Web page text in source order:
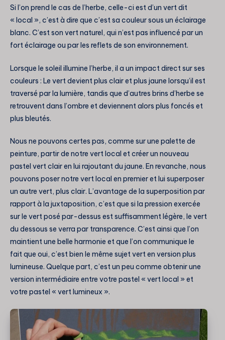
Si l’on prend le cas de l’herbe, celle-ci est d’un vert dit
« local », c’est à dire que c’est sa couleur sous un éclairage
blanc. C’est son vert naturel, qui n’est pas influencé par un
fort éclairage ou par les reflets de son environnement.
Lorsque le soleil illumine l’herbe, il a un impact direct sur ses
couleurs : Le vert devient plus clair et plus jaune lorsqu’il est
traversé par la lumière, tandis que d’autres brins d’herbe se
retrouvent dans l’ombre et deviennent alors plus foncés et
plus bleutés.
Nous ne pouvons certes pas, comme sur une palette de
peinture, partir de notre vert local et créer un nouveau
pastel vert clair en lui rajoutant du jaune. En revanche, nous
pouvons poser notre vert local en premier et lui superposer
un autre vert, plus clair. L’avantage de la superposition par
rapport à la juxtaposition, c’est que si la pression exercée
sur le vert posé par-dessus est suffisamment légère, le vert
du dessous se verra par transparence. C’est ainsi que l’on
maintient une belle harmonie et que l’on communique le
fait que oui, c’est bien le même sujet vert en version plus
lumineuse. Quelque part, c’est un peu comme obtenir une
version intermédiaire entre votre pastel « vert local » et
votre pastel « vert lumineux ».